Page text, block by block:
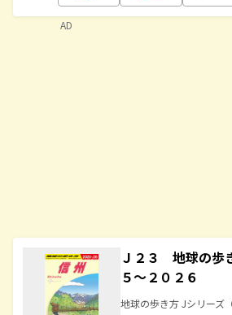
Ｊ２３ 地球の
５～２０２６
地球の歩き方 Jシリーズ
AD